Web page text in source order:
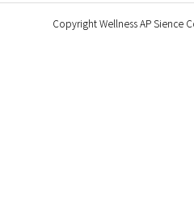
Copyright Wellness AP Sience